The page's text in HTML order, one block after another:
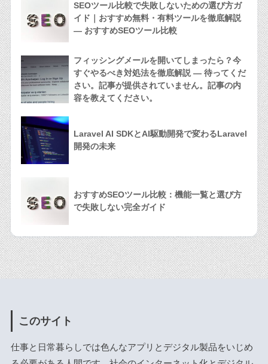
SEOツール比較で失敗しないための選び方ガ
イド｜おすすめ無料・有料ツールを徹底解説
— おすすめSEOツール比較
フィッシングメールを開いてしまったら？今
すぐやるべき対処法を徹底解説 — 待ってくだ
さい。記事が提供されていません。記事の内
容を教えてください。
Laravel AI SDKとAI駆動開発で変わるLaravel
開発の未来
おすすめSEOツール比較：機能一覧と選び方
で失敗しない完全ガイド
このサイト
仕事と日常暮らしでは色んなアプリとデジタル製品をいじめ